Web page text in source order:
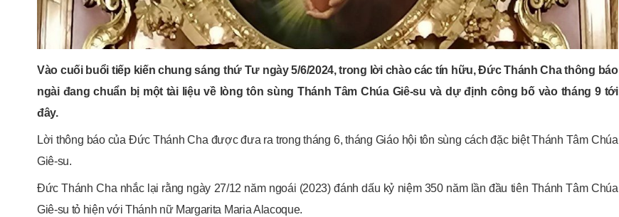
Vào cuối buổi tiếp kiến chung sáng thứ Tư ngày 5/6/2024, trong lời chào các tín hữu, Đức Thánh Cha thông báo
ngài đang chuẩn bị một tài liệu về lòng tôn sùng Thánh Tâm Chúa Giê-su và dự định công bố vào tháng 9 tới
đây.
Lời thông báo của Đức Thánh Cha được đưa ra trong tháng 6, tháng Giáo hội tôn sùng cách đặc biệt Thánh Tâm Chúa
Giê-su.
Đức Thánh Cha nhắc lại rằng ngày 27/12 năm ngoái (2023) đánh dấu kỷ niệm 350 năm lần đầu tiên Thánh Tâm Chúa
Giê-su tỏ hiện với Thánh nữ Margarita Maria Alacoque.